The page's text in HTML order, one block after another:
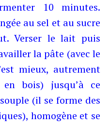
10 minutes.
au sel et au sucre
Verser le lait puis
la pâte (avec le
mieux, autrement
bois) jusqu’à ce
(il se forme des
homogène et se